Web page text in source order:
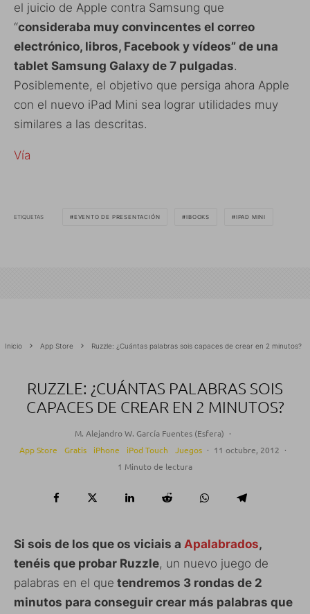
el juicio de Apple contra Samsung que
“consideraba muy convincentes el correo
electrónico, libros, Facebook y vídeos” de una
tablet Samsung Galaxy de 7 pulgadas.
Posiblemente, el objetivo que persiga ahora Apple
con el nuevo iPad Mini sea lograr utilidades muy
similares a las descritas.
Vía
ETIQUETAS EVENTO DE PRESENTACIÓN IBOOKS IPAD MINI
Inicio App Store Ruzzle: ¿Cuántas palabras sois capaces de crear en 2 minutos?
RUZZLE: ¿CUÁNTAS PALABRAS SOIS
CAPACES DE CREAR EN 2 MINUTOS?
M. Alejandro W. García Fuentes (Esfera) ·
App Store
Gratis iPhone iPod Touch Juegos · 11 octubre, 2012 ·
1 Minuto de lectura
Si sois de los que os viciais a Apalabrados,
tenéis que probar Ruzzle, un nuevo juego de
palabras en el que tendremos 3 rondas de 2
minutos para conseguir crear más palabras que